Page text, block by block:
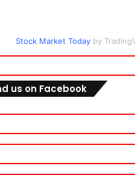
Stock Market Today by
us on Facebook